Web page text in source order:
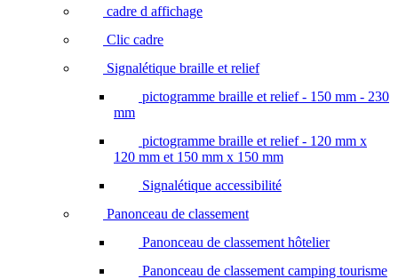
cadre d affichage
Clic cadre
Signalétique braille et relief
pictogramme braille et relief - 150 mm - 230
mm
pictogramme braille et relief - 120 mm x
120 mm et 150 mm x 150 mm
Signalétique accessibilité
Panonceau de classement
Panonceau de classement hôtelier
Panonceau de classement camping tourisme